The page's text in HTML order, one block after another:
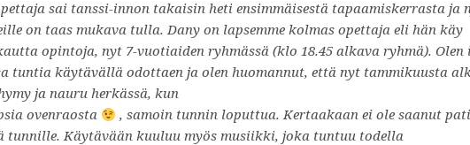
sai tanssi-innon takaisin heti ensimmäisestä tapaamiskerrasta ja
on taas mukava tulla. Dany on lapsemme kolmas opettaja eli hän käy
opintoja, nyt 7-vuotiaiden ryhmässä (klo 18.45 alkava ryhmä). Olen
tuntia käytävällä odottaen ja olen huomannut, että nyt tammikuusta
ja nauru herkässä, kun
ovenraosta
, samoin tunnin loputtua. Kertaakaan ei ole saanut
tunnille. Käytävään kuuluu myös musiikki, joka tuntuu todella